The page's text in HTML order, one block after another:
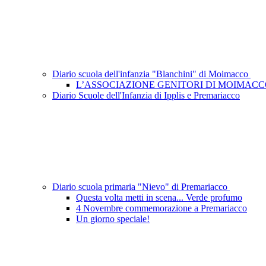
Diario scuola dell'infanzia "Blanchini" di Moimacco
L’ASSOCIAZIONE GENITORI DI
Diario Scuole dell'Infanzia di Ipplis e Premariacco
Diario scuola primaria "Nievo" di Premariacco
Questa volta metti in scena... Verde profumo
4 Novembre commemorazione a Premariacco
Un giorno speciale!